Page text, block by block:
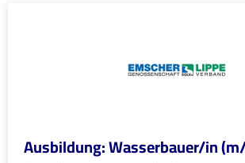
Ausbildung: Wasserbauer/in